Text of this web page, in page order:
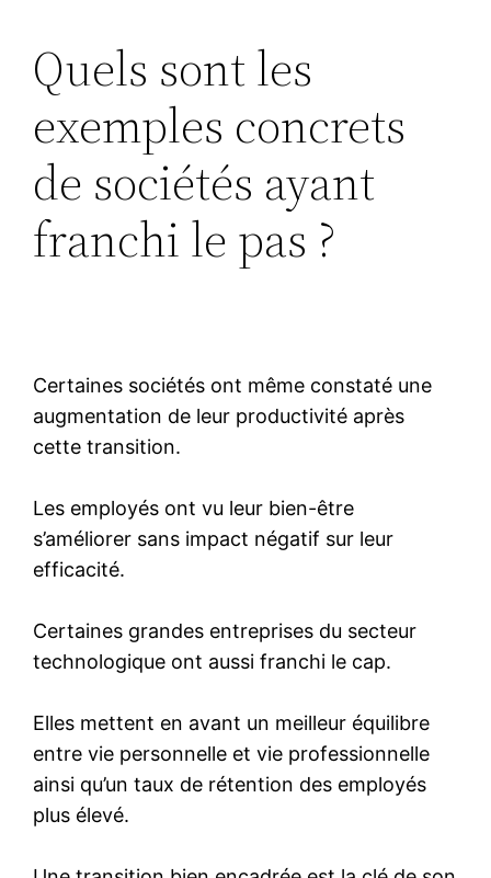
Quels sont les
exemples concrets
de sociétés ayant
franchi le pas ?
Certaines sociétés ont même constaté une
augmentation de leur productivité après
cette transition.
Les employés ont vu leur bien-être
s’améliorer sans impact négatif sur leur
efficacité.
Certaines grandes entreprises du secteur
technologique ont aussi franchi le cap.
Elles mettent en avant un meilleur équilibre
entre vie personnelle et vie professionnelle
ainsi qu’un taux de rétention des employés
plus élevé.